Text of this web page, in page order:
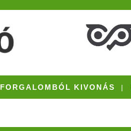
FORGALOMBÓL KIVONÁS